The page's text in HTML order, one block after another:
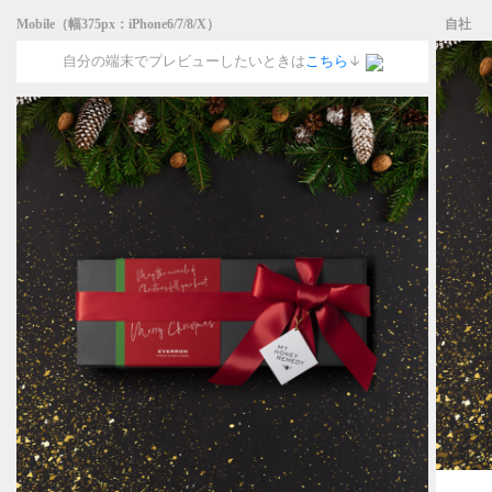
Mobile（幅375px：iPhone6/7/8/X）
自分の端末でプレビューしたいときはこちら ↓
自社